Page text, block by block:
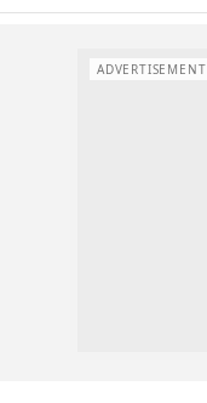
ADVERTISEMENT